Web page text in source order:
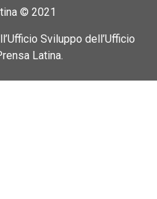
© 2021
Sviluppo dell’Ufficio
Latina.